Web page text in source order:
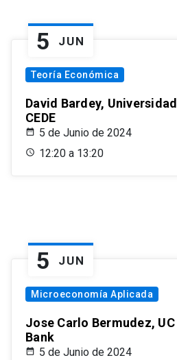
5 JUN
Teoría Económica
David Bardey,
CEDE
5 de Junio de 2024
12:20 a 13:20
5 JUN
Microeconomía Aplicada
Jose Carlo Bermudez,
Bank
5 de Junio de 2024